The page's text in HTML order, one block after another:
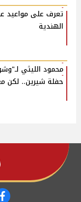
تعرف على مواعيد
الهندية
محمود الليثي
حفلة شيرين.. لكن